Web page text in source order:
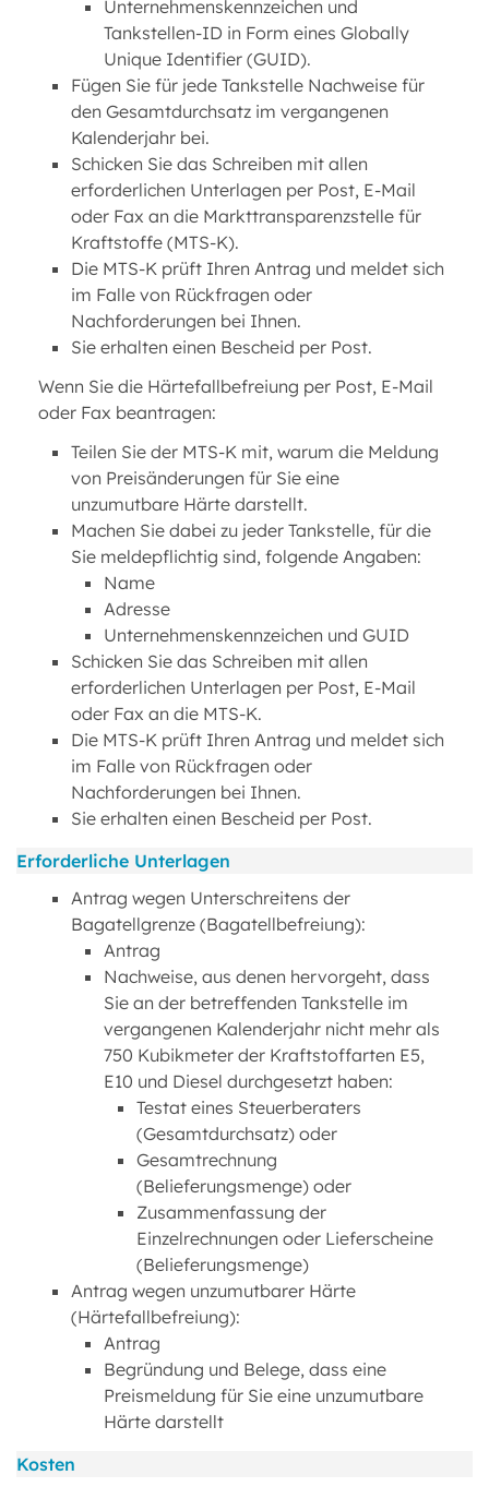
Unternehmenskennzeichen und
Tankstellen-ID in Form eines Globally
Unique Identifier (GUID).
Fügen Sie für jede Tankstelle Nachweise für
den Gesamtdurchsatz im vergangenen
Kalenderjahr bei.
Schicken Sie das Schreiben mit allen
erforderlichen Unterlagen per Post, E-Mail
oder Fax an die Markttransparenzstelle für
Kraftstoffe (MTS-K).
Die MTS-K prüft Ihren Antrag und meldet sich
im Falle von Rückfragen oder
Nachforderungen bei Ihnen.
Sie erhalten einen Bescheid per Post.
Wenn Sie die Härtefallbefreiung per Post, E-Mail
oder Fax beantragen:
Teilen Sie der MTS-K mit, warum die Meldung
von Preisänderungen für Sie eine
unzumutbare Härte darstellt.
Machen Sie dabei zu jeder Tankstelle, für die
Sie meldepflichtig sind, folgende Angaben:
Name
Adresse
Unternehmenskennzeichen und GUID
Schicken Sie das Schreiben mit allen
erforderlichen Unterlagen per Post, E-Mail
oder Fax an die MTS-K.
Die MTS-K prüft Ihren Antrag und meldet sich
im Falle von Rückfragen oder
Nachforderungen bei Ihnen.
Sie erhalten einen Bescheid per Post.
Erforderliche Unterlagen
Antrag wegen Unterschreitens der
Bagatellgrenze (Bagatellbefreiung):
Antrag
Nachweise, aus denen hervorgeht, dass
Sie an der betreffenden Tankstelle im
vergangenen Kalenderjahr nicht mehr als
750 Kubikmeter der Kraftstoffarten E5,
E10 und Diesel durchgesetzt haben:
Testat eines Steuerberaters
(Gesamtdurchsatz) oder
Gesamtrechnung
(Belieferungsmenge) oder
Zusammenfassung der
Einzelrechnungen oder Lieferscheine
(Belieferungsmenge)
Antrag wegen unzumutbarer Härte
(Härtefallbefreiung):
Antrag
Begründung und Belege, dass eine
Preismeldung für Sie eine unzumutbare
Härte darstellt
Kosten